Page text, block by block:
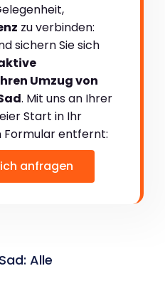
zu verbinden:
sichern Sie sich
Umzug von
. Mit uns an Ihrer
Start in Ihr
Formular entfernt:
anfragen
Alle